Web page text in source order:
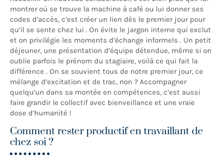
montrer où se trouve la machine à café ou lui donner ses
codes d’accès, c’est créer un lien dès le premier jour pour
qu’il se sente chez lui . On évite le jargon interne qui exclut
et on privilégie les moments d’échange informels . Un petit
déjeuner, une présentation d’équipe détendue, même si on
oublie parfois le prénom du stagiaire, voilà ce qui fait la
différence . On se souvient tous de notre premier jour, ce
mélange d’excitation et de trac, non ? Accompagner
quelqu’un dans sa montée en compétences, c’est aussi
faire grandir le collectif avec bienveillance et une vraie
dose d’humanité !
Comment rester productif en travaillant de
chez soi ?